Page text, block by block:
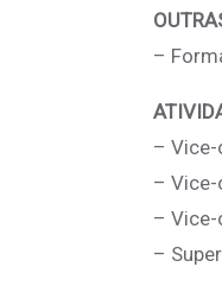
–
– Vice-
– Vice-
– Vice-
–